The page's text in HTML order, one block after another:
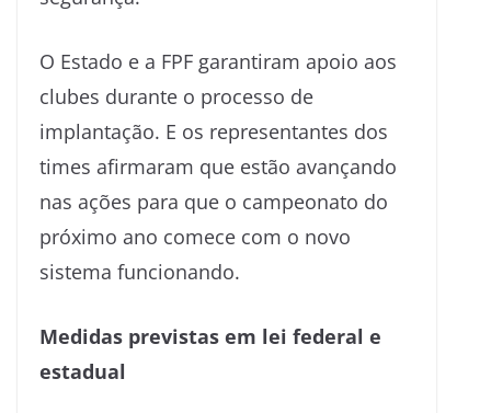
O Estado e a FPF garantiram apoio aos
clubes durante o processo de
implantação. E os representantes dos
times afirmaram que estão avançando
nas ações para que o campeonato do
próximo ano comece com o novo
sistema funcionando.
Medidas previstas em lei federal e
estadual